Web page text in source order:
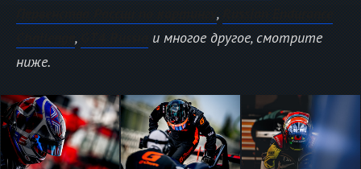
,
,
и многое другое, смотрите
ниже.